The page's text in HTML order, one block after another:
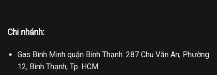
Chi nhánh:
Gas Bình Minh quận Bình Thạnh: 287 Chu Văn An, Phường
12, Bình Thạnh, Tp. HCM